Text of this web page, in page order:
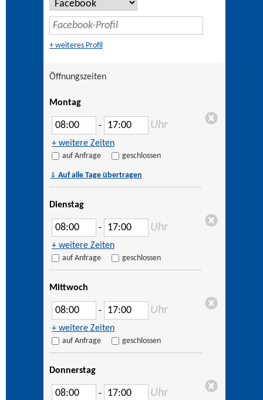
+ weiteres Profil
Öffnungszeiten
Montag
– Uhr
+ weitere Zeiten
auf Anfrage geschlossen
⇓ Auf alle Tage übertragen
Dienstag
– Uhr
+ weitere Zeiten
auf Anfrage geschlossen
Mittwoch
– Uhr
+ weitere Zeiten
auf Anfrage geschlossen
Donnerstag
– Uhr